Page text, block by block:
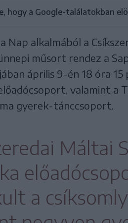
hogy a Google-találatokban
Nap alkalmából a
műsort rendez a
április 9-én 18 óra
valamint a
gyerek-tánccsoport.
Máltai
a